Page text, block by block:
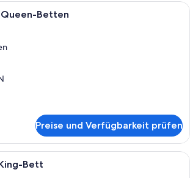
Ein Hotelzimmer mit zwei Betten,
Betten
Preise und Verfügbarkeit prüfen
Ein Hotelzimmer mit einem großen
Bett